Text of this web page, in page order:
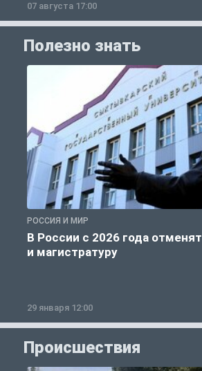
07 августа 17:00
Полезно знать
РОССИЯ И МИР
В России с 2026 года
и магистратуру
29 января 12:00
Происшествия